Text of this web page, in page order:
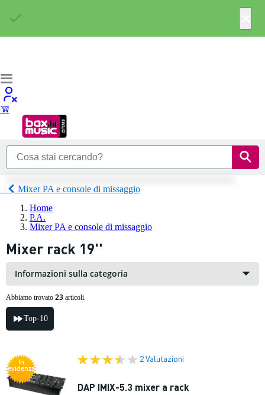
Mixer PA e console di missaggio
Home
P.A.
Mixer PA e console di missaggio
Mixer rack 19''
Informazioni sulla categoria
Abbiamo trovato 23 articoli.
Top-10
In
evidenza
2 Valutazioni
DAP IMIX-5.3 mixer a rack